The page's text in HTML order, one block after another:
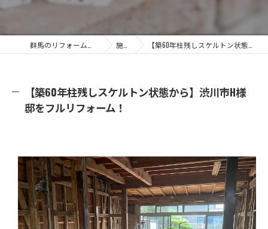
施工事例 【築60年柱残しスケルトン状態から】渋川市H様邸をフルリフォーム！
【築60年柱残しスケルトン状態から】渋川市H様
邸をフルリフォーム！